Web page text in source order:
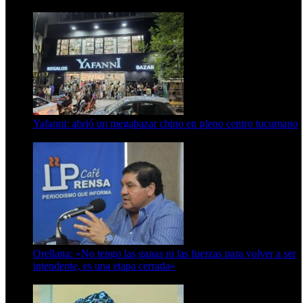
Yafanni: abrió un megabazar chino en pleno centro tucumano
Orellana: «No tengo las ganas ni las fuerzas para volver a ser
intendente, es una etapa cerrada»